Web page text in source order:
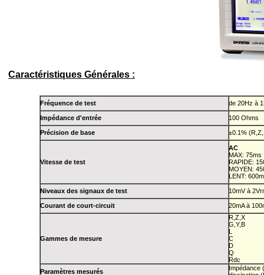
Caractéristiques Générales :
Fréquence de test de 20Hz à
Impédance d'entrée 100 Ohms
Précision de base ±0.1%
Vitesse de test
AC
MAX: 75ms
RAPIDE:
MOYEN:
LENT:
Niveaux des signaux de test 10mV à
Courant de court-circuit 20mA à
Gammes de mesure
R,Z,X
G,Y,B
L
C
D
Q
Rdc
Paramètres mesurés
Impédance